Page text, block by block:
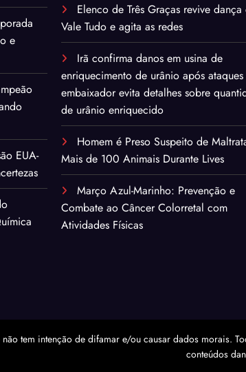
e
EUA-
Elenco de Três Graças revive dança
Vale Tudo e agita as redes
Irã confirma danos em usina de
enriquecimento de urânio após
embaixador evita detalhes sobre
de urânio enriquecido
Homem é Preso Suspeito de
Mais de 100 Animais Durante Lives
Março Azul-Marinho: Prevenção e
Combate ao Câncer Colorretal com
Atividades Físicas
tem intenção de difamar e/ou causar dados morais.
conteúdos